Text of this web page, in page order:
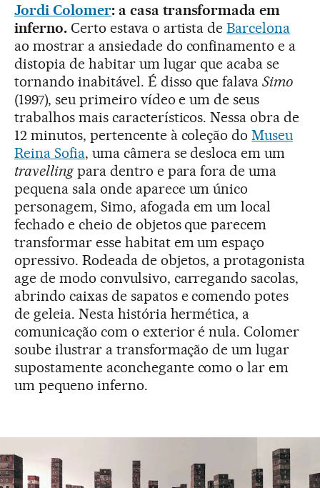
Jordi Colomer: a casa transformada em
inferno.Certo estava o artista deBarcelona
ao mostrar a ansiedade do confinamento e a
distopia de habitar um lugar que acaba se
tornando inabitável. É disso que falavaSimo
(1997), seu primeiro vídeo e um de seus
trabalhos mais característicos. Nessa obra de
12 minutos, pertencente à coleção doMuseu
Reina Sofia, uma câmera se desloca em um
travellingpara dentro e para fora de uma
pequena sala onde aparece um único
personagem, Simo, afogada em um local
fechado e cheio de objetos que parecem
transformar esse habitat em um espaço
opressivo. Rodeada de objetos, a protagonista
age de modo convulsivo, carregando sacolas,
abrindo caixas de sapatos e comendo potes
de geleia. Nesta história hermética, a
comunicação com o exterior é nula. Colomer
soube ilustrar a transformação de um lugar
supostamente aconchegante como o lar em
um pequeno inferno.